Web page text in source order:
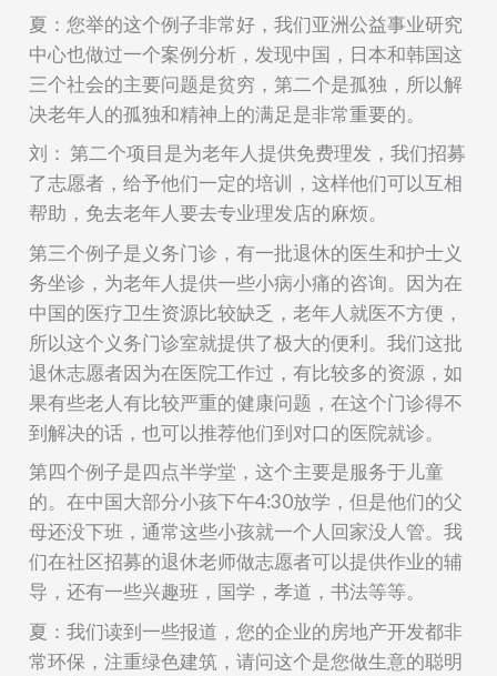
夏：您举的这个例子非常好，我们亚洲公益事业研究
中心也做过一个案例分析，发现中国，日本和韩国这
三个社会的主要问题是贫穷 ， 第二个是孤独，所以解
决老年人的孤独和精神上的满足是非常重要的。
刘： 第二个项目是为老年人提供免费理发，我们招募
了志愿者，给予他们一定的培训，这样他们可以互相
帮助，免去老年人要去专业理发店的麻烦。
第三个例子是义务门诊，有一批退休的医生和护士义
务坐诊，为老年人提供一些小病小痛的咨询。因为在
中国的医疗卫生资源比较缺乏，老年人就医不方便 ，
所以这个义务门诊室就提供了极大的便利。我们这批
退休志愿者因为在医院工作过，有比较多的资源，如
果有些老人有比较严重的健康问题，在这个门诊得不
到解决的话，也可以推荐他们到对口的医院就诊。
第四个例子是四点半学堂，这个主要是服务于儿童
的。在中国大部分小孩下午4:30放学，但是他们的父
母还没下班，通常这些小孩就一个人回家没人管。我
们在社区招募的退休老师做志愿者可以提供作业的辅
导，还有一些兴趣班，国学，孝道，书法等等。
夏：我们读到一些报道 ，您的企业的房地产开发都非
常环保，注重绿色建筑，请问这个是您做生意的聪明